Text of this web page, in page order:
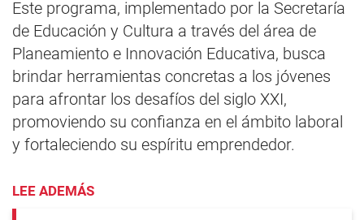
Este programa, implementado por la Secretaría
de Educación y Cultura a través del área de
Planeamiento e Innovación Educativa, busca
brindar herramientas concretas a los jóvenes
para afrontar los desafíos del siglo XXI,
promoviendo su confianza en el ámbito laboral
y fortaleciendo su espíritu emprendedor.
LEE ADEMÁS